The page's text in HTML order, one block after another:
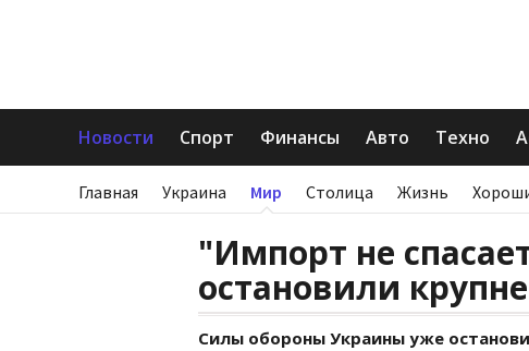
Новости Спорт Финансы Авто Техно
Главная Украина Мир Столица Жизнь
"Импорт не
остановили
Силы обороны Украины уже